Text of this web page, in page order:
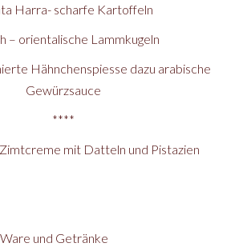
Harra- scharfe Kartoffeln
– orientalische Lammkugeln
Hähnchenspiesse dazu arabische
Gewürzsauce
****
mit Datteln und Pistazien
und Getränke